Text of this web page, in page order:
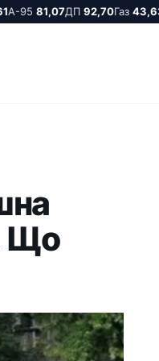
9581,07ДП92,70Газ43,63
Що